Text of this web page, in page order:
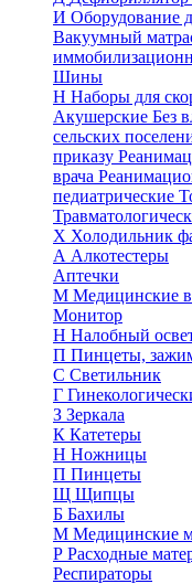
И Оборудование
Вакуумный
Шины
Н Наборы для
Акушерские Без
сельских
приказу
врача
педиатрические
Х Холодильник
А Алкотестеры
Аптечки
М Медицинские
Монитор
Н Налобный
П Пинцеты,
С Светильник
Г
З Зеркала
К Катетеры
Н Ножницы
П Пинцеты
Щ Щипцы
Б Бахилы
М Медицинские
Р Расходные
Респираторы